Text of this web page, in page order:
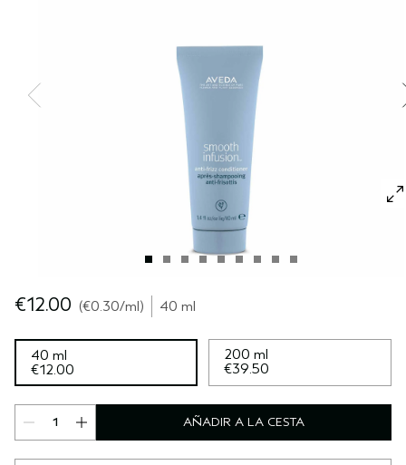
CUERO CABELLUDO SENSIBLE
TODAS LAS COLECCIONES
€12.00 €0.30/ml 40 ml
40 ml
€12.00
200 ml
€39.50
AÑADIR A LA CESTA